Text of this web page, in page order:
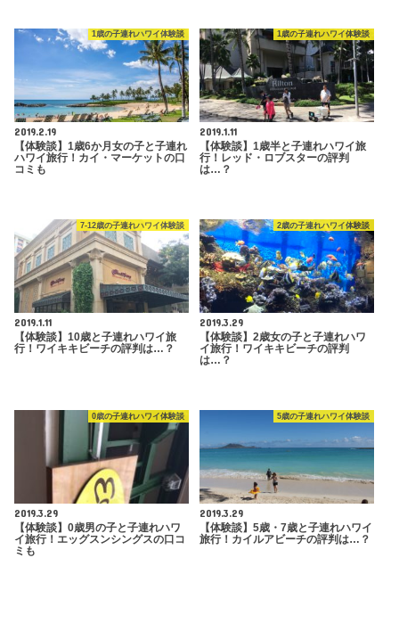
1歳の子連れハワイ体験談
2019.2.19
【体験談】1歳6か月女の子と子連れ
ハワイ旅行！カイ・マーケットの口
コミも
1歳の子連れハワイ体験談
2019.1.11
【体験談】1歳半と子連れハワイ旅
行！レッド・ロブスターの評判
は…？
7-12歳の子連れハワイ体験談
2019.1.11
【体験談】10歳と子連れハワイ旅
行！ワイキキビーチの評判は…？
2歳の子連れハワイ体験談
2019.3.29
【体験談】2歳女の子と子連れハワ
イ旅行！ワイキキビーチの評判
は…？
0歳の子連れハワイ体験談
2019.3.29
【体験談】0歳男の子と子連れハワ
イ旅行！エッグスンシングスの口コ
ミも
5歳の子連れハワイ体験談
2019.3.29
【体験談】5歳・7歳と子連れハワイ
旅行！カイルアビーチの評判は…？